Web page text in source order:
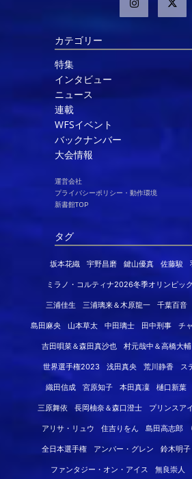
カテゴリー
特集
インタビュー
ニュース
連載
WFSイベント
バックナンバー
大会情報
運営会社
プライバシーポリシー・動作環境
新書館TOP
タグ
坂本花織 宇野昌磨 鍵山優真 佐藤駿
ミラノ・コルティナ2026冬季オリンピック
三浦佳生 三浦璃来＆木原龍一 千葉百音
島田麻央 山本草太 中田璃士 田中刑事 チ
吉田唄菜＆森田真沙也 村元哉中＆高橋大輔
世界選手権2023 浅田真央 荒川静香 ス
織田信成 宮原知子 本田真凜 樋口新葉
三原舞依 長岡柚奈＆森口澄士 プリンスア
アリサ・リュウ 住吉りをん 島田高志郎
全日本選手権 アンバー・グレン 鈴木明子
ファンタジー・オン・アイス 無良崇人